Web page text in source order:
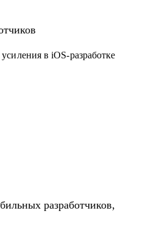
разработчикам
в iOS-разработке
разработчиков,